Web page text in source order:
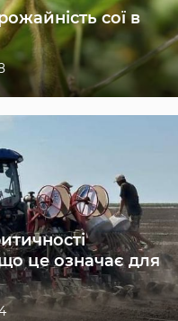
сої в
це означає для